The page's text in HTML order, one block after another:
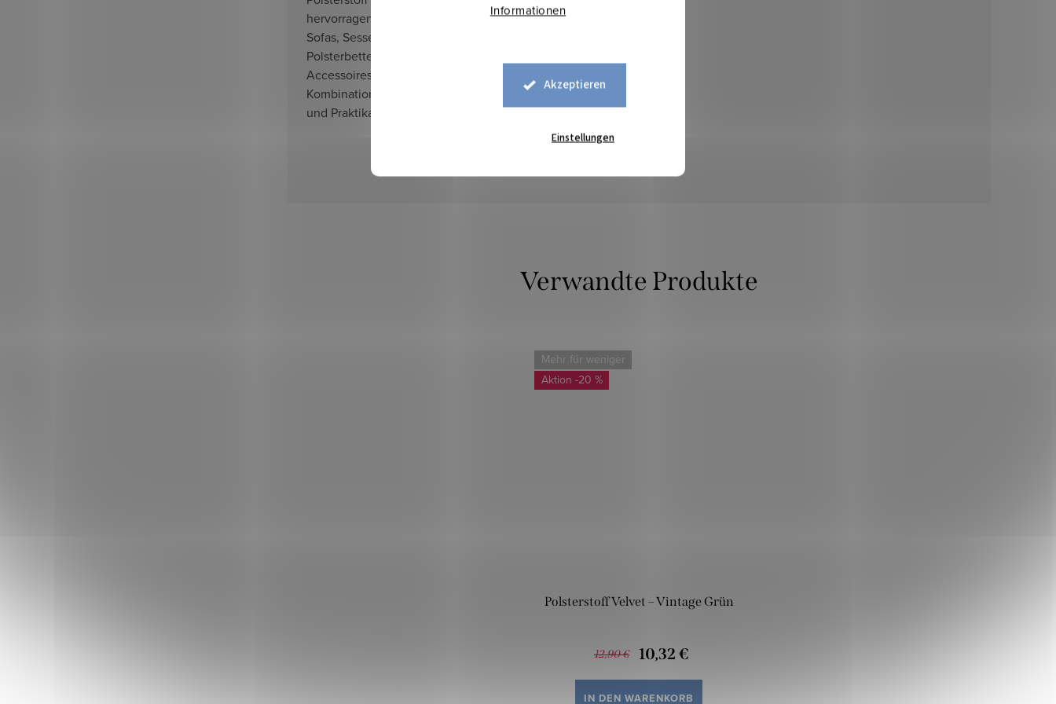
Informationen
Akzeptieren
Einstellungen
hervorragend zum Beziehen von
Sofas, Sesseln, Stühlen,
Polsterbetten sowie dekorativen
Accessoires, bei denen die
Kombination aus Eleganz, Komfort
und Praktikabilität entscheidend ist.
Verwandte Produkte
Mehr für weniger
-20 %
Polsterstoff Velvet – Vintage Grün
12,90 € 10,32 €
IN DEN WARENKORB